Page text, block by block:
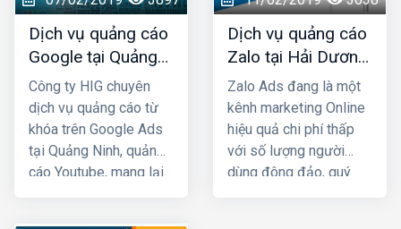
dùng thường xuyên, vì
vậy một khi mẫu quảng
cáo của bạn xuất hiện
là chắc chắn sẽ được
tiếp cận với những
khách hàng có nhu cầu
mua bán thật, đúng với
nhu cầu sử dụng sản
quý khách phát triển
kinh doanh nhanh
chóng.
Dịch vụ quảng cáo
Google tại Quảng
Ninh giá rẻ
Công ty HIG chuyên
dịch vụ quảng cáo từ
khóa trên Google Ads
tại Quảng Ninh, quảng
cáo Youtube, mang lại
Dịch vụ quảng cáo
Zalo tại Hải Dương
giá rẻ, uy tín nhất
Zalo Ads đang là một
kênh marketing Online
hiệu quả chi phí thấp
với số lượng người
dùng đông đảo, quý